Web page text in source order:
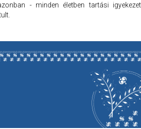
- minden életben tartási igyekezet